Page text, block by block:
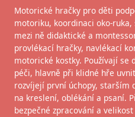
Motorické hračky pro děti
motoriku, koordinaci oko-
mezi ně didaktické a
provlékací hračky, navlékací
motorické kostky. Používají se
péči, hlavně při klidné hře
rozvíjejí první úchopy, starším
na kreslení, oblékání a psaní.
bezpečné zpracování a